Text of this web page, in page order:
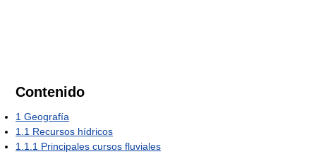
Contenido
1 Geografía
1.1 Recursos hídricos
1.1.1 Principales cursos fluviales